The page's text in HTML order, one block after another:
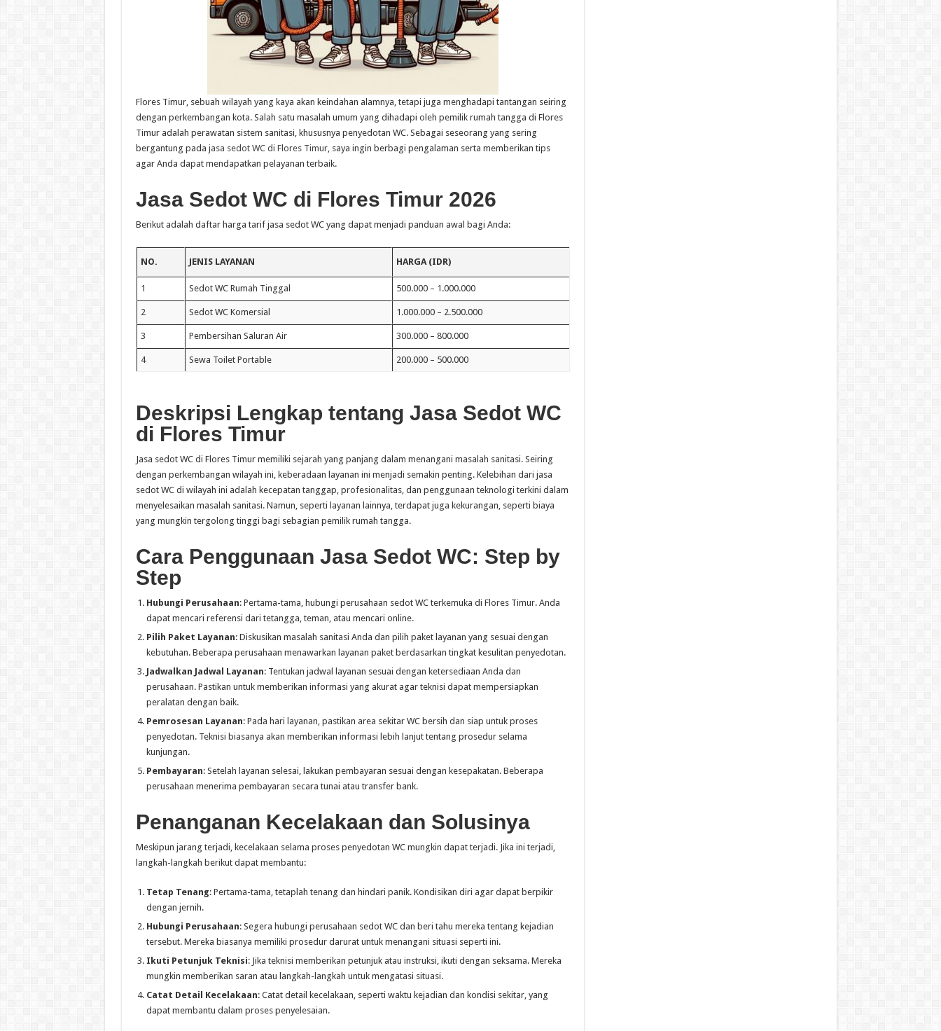
Flores Timur, sebuah wilayah yang kaya akan keindahan alamnya, tetapi juga menghadapi tantangan seiring
dengan perkembangan kota. Salah satu masalah umum yang dihadapi oleh pemilik rumah tangga di Flores
Timur adalah perawatan sistem sanitasi, khususnya penyedotan WC. Sebagai seseorang yang sering
bergantung pada jasa sedot WC di Flores Timur, saya ingin berbagi pengalaman serta memberikan tips
agar Anda dapat mendapatkan pelayanan terbaik.
Jasa Sedot WC di Flores Timur 2026
Berikut adalah daftar harga tarif jasa sedot WC yang dapat menjadi panduan awal bagi Anda:
NO. JENIS LAYANAN HARGA (IDR)
1 Sedot WC Rumah Tinggal 500.000 – 1.000.000
2 Sedot WC Komersial 1.000.000 – 2.500.000
3 Pembersihan Saluran Air 300.000 – 800.000
4 Sewa Toilet Portable 200.000 – 500.000
Deskripsi Lengkap tentang Jasa Sedot WC
di Flores Timur
Jasa sedot WC di Flores Timur memiliki sejarah yang panjang dalam menangani masalah sanitasi. Seiring
dengan perkembangan wilayah ini, keberadaan layanan ini menjadi semakin penting. Kelebihan dari jasa
sedot WC di wilayah ini adalah kecepatan tanggap, profesionalitas, dan penggunaan teknologi terkini dalam
menyelesaikan masalah sanitasi. Namun, seperti layanan lainnya, terdapat juga kekurangan, seperti biaya
yang mungkin tergolong tinggi bagi sebagian pemilik rumah tangga.
Cara Penggunaan Jasa Sedot WC: Step by
Step
Hubungi Perusahaan: Pertama-tama, hubungi perusahaan sedot WC terkemuka di Flores Timur. Anda
dapat mencari referensi dari tetangga, teman, atau mencari online.
Pilih Paket Layanan: Diskusikan masalah sanitasi Anda dan pilih paket layanan yang sesuai dengan
kebutuhan. Beberapa perusahaan menawarkan layanan paket berdasarkan tingkat kesulitan penyedotan.
Jadwalkan Jadwal Layanan: Tentukan jadwal layanan sesuai dengan ketersediaan Anda dan
perusahaan. Pastikan untuk memberikan informasi yang akurat agar teknisi dapat mempersiapkan
peralatan dengan baik.
Pemrosesan Layanan: Pada hari layanan, pastikan area sekitar WC bersih dan siap untuk proses
penyedotan. Teknisi biasanya akan memberikan informasi lebih lanjut tentang prosedur selama
kunjungan.
Pembayaran: Setelah layanan selesai, lakukan pembayaran sesuai dengan kesepakatan. Beberapa
perusahaan menerima pembayaran secara tunai atau transfer bank.
Penanganan Kecelakaan dan Solusinya
Meskipun jarang terjadi, kecelakaan selama proses penyedotan WC mungkin dapat terjadi. Jika ini terjadi,
langkah-langkah berikut dapat membantu:
Tetap Tenang: Pertama-tama, tetaplah tenang dan hindari panik. Kondisikan diri agar dapat berpikir
dengan jernih.
Hubungi Perusahaan: Segera hubungi perusahaan sedot WC dan beri tahu mereka tentang kejadian
tersebut. Mereka biasanya memiliki prosedur darurat untuk menangani situasi seperti ini.
Ikuti Petunjuk Teknisi: Jika teknisi memberikan petunjuk atau instruksi, ikuti dengan seksama. Mereka
mungkin memberikan saran atau langkah-langkah untuk mengatasi situasi.
Catat Detail Kecelakaan: Catat detail kecelakaan, seperti waktu kejadian dan kondisi sekitar, yang
dapat membantu dalam proses penyelesaian.